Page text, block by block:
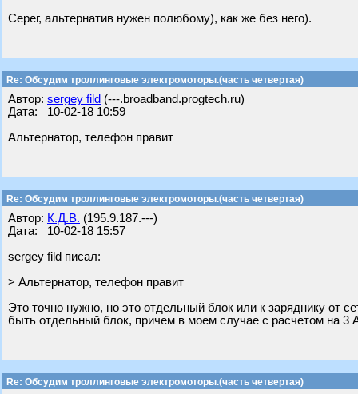
Серег, альтернатив нужен полюбому), как же без него).
Re: Обсудим троллинговые электромоторы.(часть четвертая)
Автор: sergey fild (---.broadband.progtech.ru)
Дата: 10-02-18 10:59
Альтернатор, телефон правит
Re: Обсудим троллинговые электромоторы.(часть четвертая)
Автор: К.Д.В. (195.9.187.---)
Дата: 10-02-18 15:57
sergey fild писал:
> Альтернатор, телефон правит
Это точно нужно, но это отдельный блок или к заряднику от
быть отдельный блок, причем в моем случае с расчетом на 3
Re: Обсудим троллинговые электромоторы.(часть четвертая)